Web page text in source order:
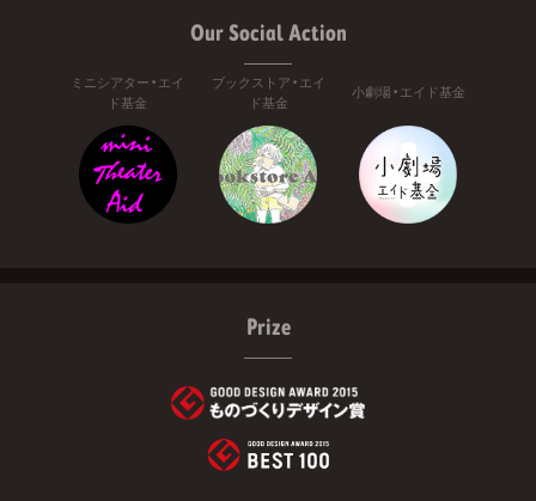
Our Social Action
ミニシアター・エイ
ド基金
ブックストア・エイ
ド基金
小劇場・エイド基金
Prize